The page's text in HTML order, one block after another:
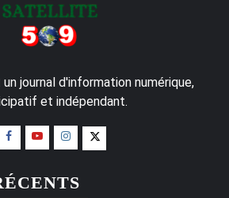
journal d'information numérique,
et indépendant.